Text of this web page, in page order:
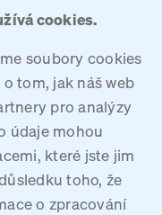
cookies.
soubory cookies
tom, jak náš web
pro analýzy
údaje mohou
které jste jim
toho, že
o zpracování